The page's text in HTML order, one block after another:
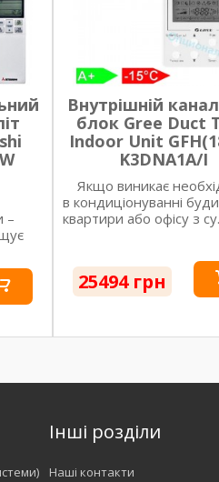
–
Внутрішній
блок Gree Duct
Indoor Unit
K3DNA1A/I
Якщо виникає
в кондиціонуванні
квартири або офісу з
25494 грн
Інші розділи
Наші контакти